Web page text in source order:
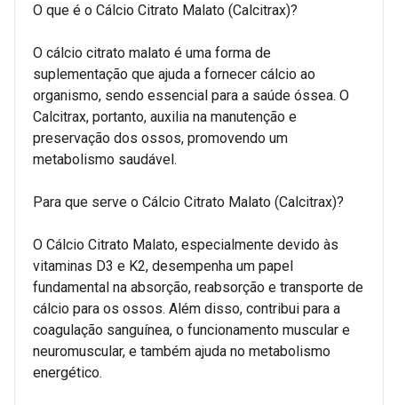
O que é o Cálcio Citrato Malato (Calcitrax)?
O cálcio citrato malato é uma forma de
suplementação que ajuda a fornecer cálcio ao
organismo, sendo essencial para a saúde óssea. O
Calcitrax, portanto, auxilia na manutenção e
preservação dos ossos, promovendo um
metabolismo saudável.
Para que serve o Cálcio Citrato Malato (Calcitrax)?
O Cálcio Citrato Malato, especialmente devido às
vitaminas D3 e K2, desempenha um papel
fundamental na absorção, reabsorção e transporte de
cálcio para os ossos. Além disso, contribui para a
coagulação sanguínea, o funcionamento muscular e
neuromuscular, e também ajuda no metabolismo
energético.